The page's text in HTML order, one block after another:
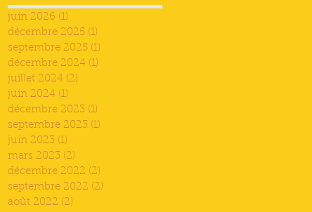
juin 2026 (1)
décembre 2025 (1)
septembre 2025 (1)
décembre 2024 (1)
juillet 2024 (2)
juin 2024 (1)
décembre 2023 (1)
septembre 2023 (1)
juin 2023 (1)
mars 2023 (2)
décembre 2022 (2)
septembre 2022 (2)
août 2022 (2)